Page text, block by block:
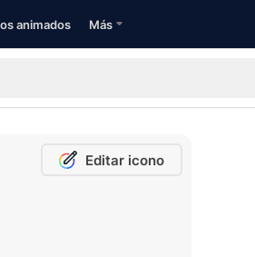
animados Más
Editar icono